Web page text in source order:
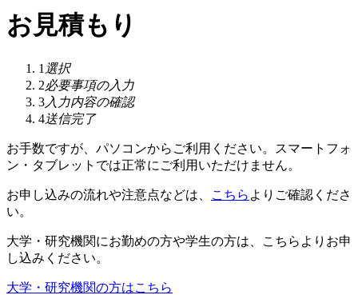
お見積もり
1 選択
2必要事項の入力
3 入力内容の確認
4送信完了
お手数ですが、パソコンからご利用ください。スマートフォ
ン・タブレットでは正常にご利用いただけません。
お申し込みの流れや注意点などは、 こちら よりご確認くださ
い。
大学・研究機関にお勤めの方や学生の方は、こちらよりお申
し込みください。
大学・研究機関の方はこちら